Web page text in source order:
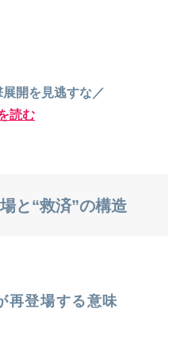
開を見逃すな／
読む
と“救済”の構造
再登場する意味